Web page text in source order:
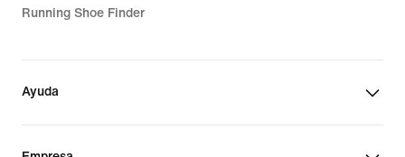
Running Shoe Finder
Ayuda